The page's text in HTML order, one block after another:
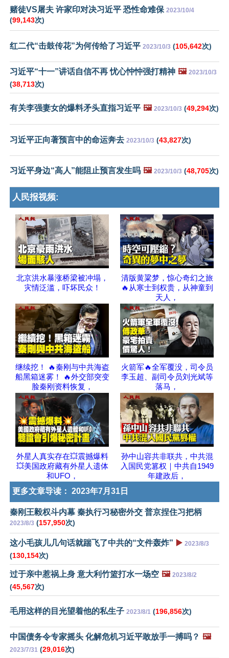
赌徒VS屠夫 许家印对决习近平 恐性命难保 2023/10/4
(99,143次)
红二代“击鼓传花”为何传给了习近平 2023/10/3 (105,642次)
习近平“十一”讲话自信不再 忧心忡忡强打精神 🖼️ 2023/10/3
(38,713次)
有关李强妻女的爆料矛头直指习近平 🖼️ 2023/10/3 (49,294次)
习近平正向著预言中的命运奔去 2023/10/3 (43,827次)
习近平身边“高人”能阻止预言发生吗 🖼️ 2023/10/3 (48,705次)
人民报视频:
北京洪水暴涨桥梁被冲塌，
灾情泛滥，吓坏民众！
清版黄粱梦，惊心奇幻之旅
🔥从寒士到权贵，从神童到
天人，
继续挖！ 🔥秦刚与中共海盗
船黑箱迷雾！ 🔥外交部突变
脸秦刚资料恢复，
火箭军🔥全军覆没，司令员
李玉超、副司令员刘光斌等
落马，
外星人真实存在💥震撼爆料
💥美国政府藏有外星人遗体
和UFO，
孙中山容共非联共，中共混
入国民党篡权｜中共自1949
年建政后，
更多文章导读： 2023年7月31日
秦刚王毅权斗内幕 秦执行习秘密外交 普京捏住习把柄
2023/8/3 (157,950次)
这小毛孩儿几句话就踹飞了中共的“文件轰炸” ▶️ 2023/8/3
(130,154次)
过于亲中惹祸上身 意大利竹篮打水一场空 🖼️ 2023/8/2
(45,567次)
毛用这样的目光望着他的私生子 2023/8/1 (196,856次)
中国债务令专家摇头 化解危机习近平敢放手一搏吗？ 🖼️
2023/7/31 (29,016次)